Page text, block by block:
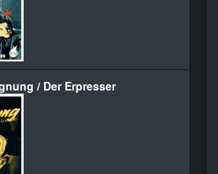
/ Der Erpresser